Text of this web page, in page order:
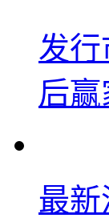
发行
后赢
最